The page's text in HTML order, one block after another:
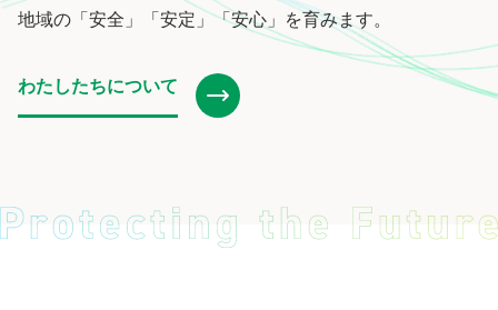
地域の「安全」「安定」「安心」を育みます。
わたしたちについて